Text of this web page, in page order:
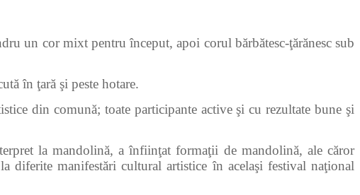
un cor mixt pentru început, apoi corul bărbătesc-ţărănesc sub
în ţară şi peste hotare.
comună; toate participante active şi cu rezultate bune şi
la mandolină, a înfiinţat formaţii de mandolină, ale căror
diferite manifestări cultural artistice în acelaşi festival naţional